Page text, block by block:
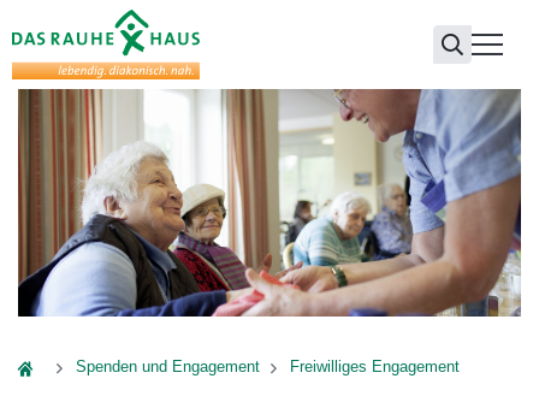
Das Rauhe Haus
Spenden und Engagement Freiwilliges Engagement